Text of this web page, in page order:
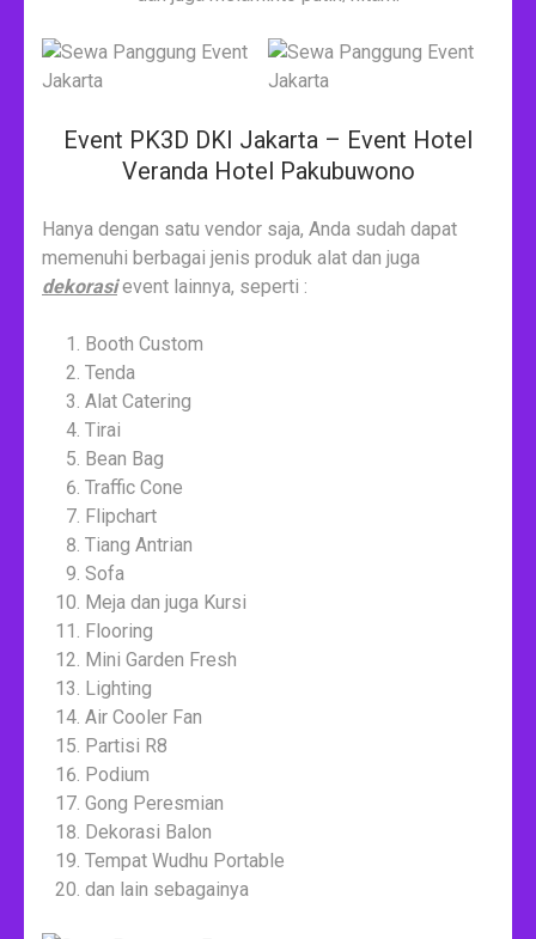
Event PK3D DKI Jakarta – Event Hotel
Veranda Hotel Pakubuwono
Hanya dengan satu vendor saja, Anda sudah dapat
memenuhi berbagai jenis produk alat dan juga
dekorasievent lainnya, seperti :
Booth Custom
Tenda
Alat Catering
Tirai
Bean Bag
Traffic Cone
Flipchart
Tiang Antrian
Sofa
Meja dan juga Kursi
Flooring
Mini Garden Fresh
Lighting
Air Cooler Fan
Partisi R8
Podium
Gong Peresmian
Dekorasi Balon
Tempat Wudhu Portable
dan lain sebagainya